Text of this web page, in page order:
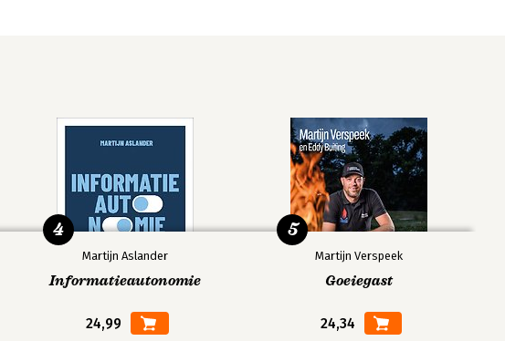
Martijn Aslander
Informatieautonomie
24,99
4
Martijn Verspeek
Goeiegast
24,34
5